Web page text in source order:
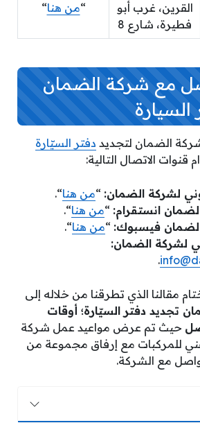
القرين، غرب أبو
فطيرة، شارع 8
“من هنا“
مع شركة الضمان
السيارة
الضمان لتجديد دفتر السيّارة
الاتصال التالية:
لشركة الضمان: “من هنا“.
انستقرام: “من هنا“.
فيسبوك: “من هنا“.
لشركة الضمان:
.
مقالنا الذي تطرقنا من خلاله إلى
تجديد دفتر السيّارة؛ أوقات
حيث تم عرض مواعيد عمل شركة
للمركبات مع إرفاق مجموعة من
مع الشركة.